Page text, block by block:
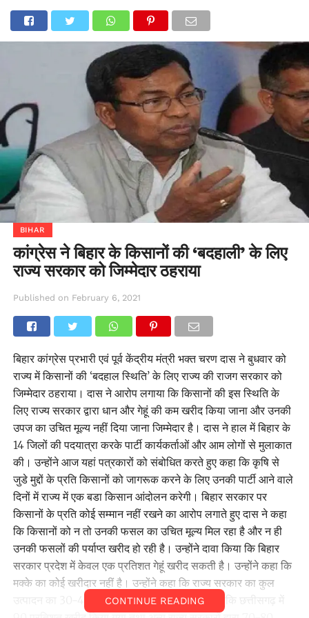
BIHAR
कांग्रेस ने बिहार के किसानों की ‘बदहाली’ के लिए
राज्य सरकार को जिम्मेदार ठहराया
Published on February 6, 2021
बिहार कांग्रेस प्रभारी एवं पूर्व केंद्रीय मंत्री भक्त चरण दास ने बुधवार को
राज्य में किसानों की ‘बदहाल स्थिति’ के लिए राज्य की राजग सरकार को
जिम्मेदार ठहराया। दास ने आरोप लगाया कि किसानों की इस स्थिति के
लिए राज्य सरकार द्वारा धान और गेहूं की कम खरीद किया जाना और उनकी
उपज का उचित मूल्य नहीं दिया जाना जिम्मेदार है। दास ने हाल में बिहार के
14 जिलों की पदयात्रा करके पार्टी कार्यकर्ताओं और आम लोगों से मुलाकात
की। उन्होंने आज यहां पत्रकारों को संबोधित करते हुए कहा कि कृषि से
जुडे मुद्दों के प्रति किसानों को जागरूक करने के लिए उनकी पार्टी आने वाले
दिनों में राज्य में एक बडा किसान आंदोलन करेगी। बिहार सरकार पर
किसानों के प्रति कोई सम्मान नहीं रखने का आरोप लगाते हुए दास ने कहा
कि किसानों को न तो उनकी फसल का उचित मूल्य मिल रहा है और न ही
उनकी फसलों की पर्याप्त खरीद हो रही है। उन्होंने दावा किया कि बिहार
सरकार प्रदेश में केवल एक प्रतिशत गेहूं खरीद सकती है। उन्होंने कहा कि
मक्के का कोई खरीदार नहीं है। उन्होंने कहा कि राज्य सरकार का कुल
उत्पादन का 30-40 प्रतिशत धान क्रय का लक्ष्य है जबकि छत्तीसगढ़ में
CONTINUE READING